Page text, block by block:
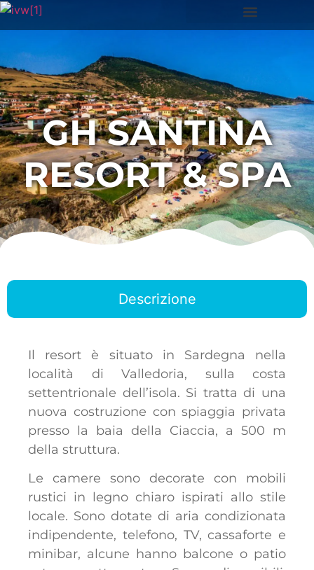
GH SANTINA
RESORT & SPA
Descrizione
Il resort è situato in Sardegna nella
località di Valledoria, sulla costa
settentrionale dell’isola. Si tratta di una
nuova costruzione con spiaggia privata
presso la baia della Ciaccia, a 500 m
della struttura.
Le camere sono decorate con mobili
rustici in legno chiaro ispirati allo stile
locale. Sono dotate di aria condizionata
indipendente, telefono, TV, cassaforte e
minibar, alcune hanno balcone o patio